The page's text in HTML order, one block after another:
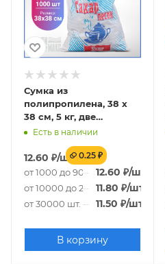
Сумка из
полипропилена, 38 х
38 см, 5 кг, две
пришивные ручки
Есть в наличии
12.60 ₽/шт. 0.25 ₽
от 1000 до 9000 шт.
12.60 ₽/шт.
от 10000 до 29000 шт.
11.80 ₽/шт.
от 30000 шт. 11.50 ₽/шт.
В корзину